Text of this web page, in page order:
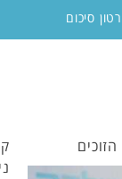
סיכום
כלים